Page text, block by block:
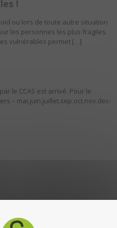
!
ou lors de toute autre situation
les personnes les plus fragiles.
vulnérables permet […]
le CCAS est arrivé. Pour le
– mai.juin.juillet.sep.oct.nov.dec-